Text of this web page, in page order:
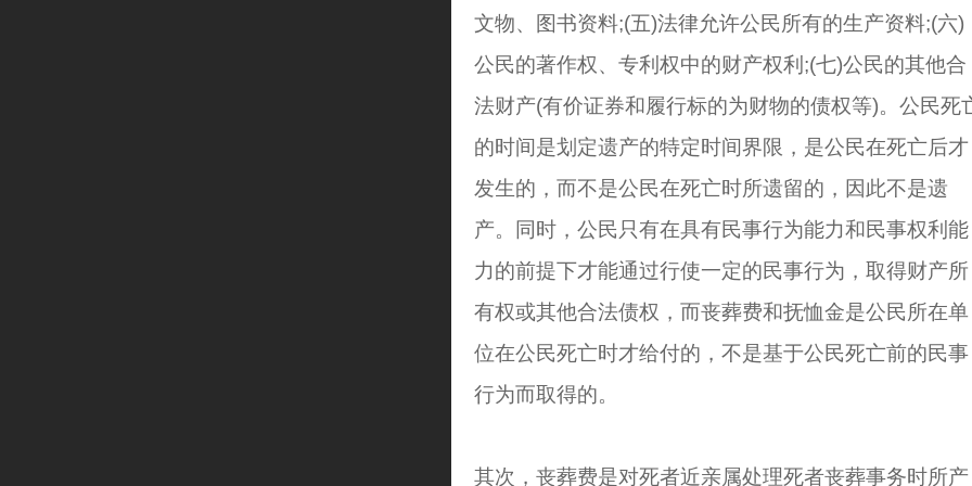
文物、图书资料;(五)法律允许公民所有的生产资料;(六)
公民的著作权、专利权中的财产权利;(七)公民的其他合
法财产(有价证券和履行标的为财物的债权等)。公民死
的时间是划定遗产的特定时间界限，是公民在死亡后才
发生的，而不是公民在死亡时所遗留的，因此不是遗
产。同时，公民只有在具有民事行为能力和民事权利能
力的前提下才能通过行使一定的民事行为，取得财产所
有权或其他合法债权，而丧葬费和抚恤金是公民所在单
位在公民死亡时才给付的，不是基于公民死亡前的民事
行为而取得的。
其次，丧葬费是对死者近亲属处理死者丧葬事务时所产